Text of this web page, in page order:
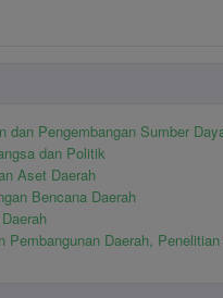
dan Pengembangan Sumber
dan Politik
Aset Daerah
Bencana Daerah
Pembangunan Daerah,